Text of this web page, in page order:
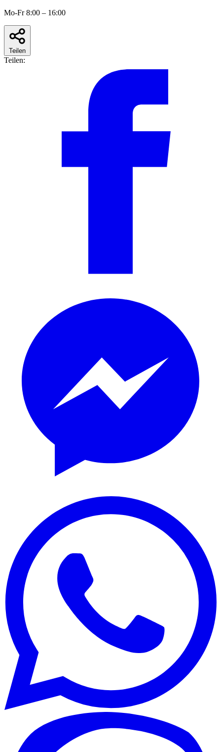
Mo-Fr 8:00 – 16:00
Teilen
Teilen: